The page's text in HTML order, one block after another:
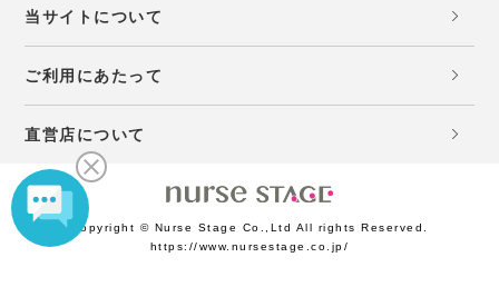
当サイトについて
ご利用にあたって
直営店について
Copyright © Nurse Stage Co.,Ltd All rights Reserved.
https://www.nursestage.co.jp/